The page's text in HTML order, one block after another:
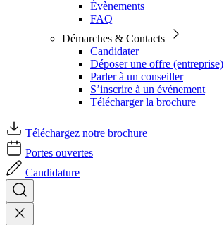
Évènements
FAQ
Démarches & Contacts
Candidater
Déposer une offre (entreprise)
Parler à un conseiller
S’inscrire à un événement
Télécharger la brochure
Téléchargez notre brochure
Portes ouvertes
Candidature